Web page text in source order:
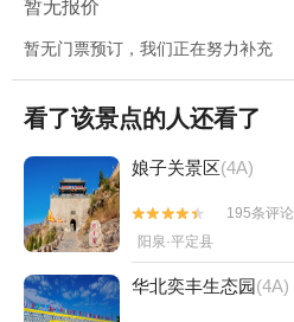
暂无报价
暂无门票预订，我们正在努力补充
看了该景点的人还看了
娘子关景区(4A)


195条评论
阳泉·平定县
华北奕丰生态园(4A)